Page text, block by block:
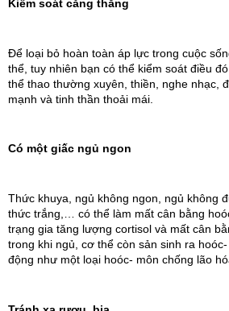
Kiểm soát căng thẳng
Để loại bỏ hoàn toàn áp lực trong cuộc
thể, tuy nhiên bạn có thể kiểm soát điều
thể thao thường xuyên, thiền, nghe nhạc,
mạnh và tinh thần thoải mái.
Có một giấc ngủ ngon
Thức khuya, ngủ không ngon, ngủ không
thức trắng,… có thể làm mất cân bằng
trạng gia tăng lượng cortisol và mất cân
trong khi ngủ, cơ thể còn sản sinh ra
động như một loại hoóc- môn chống lão